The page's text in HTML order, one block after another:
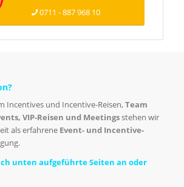
0711 - 887 968 10
Incentives und Incentive-Reisen,Team
, VIP-Reisen und Meetingsstehen wir
als erfahrene Event- und Incentive-
unten aufgeführte Seiten an oder